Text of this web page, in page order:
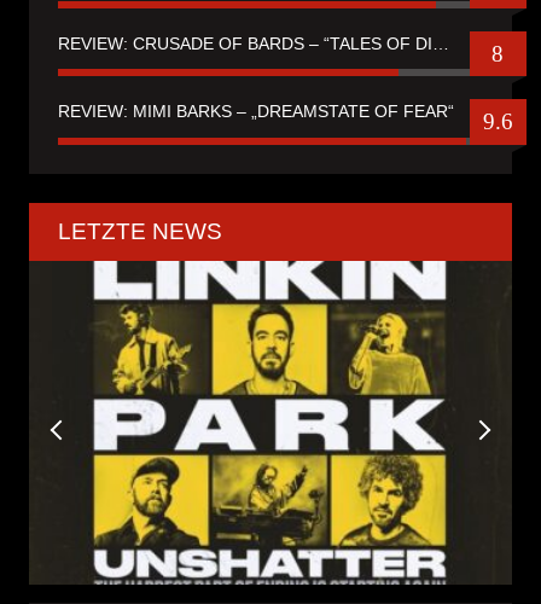
8
REVIEW: MIMI BARKS – „DREAMSTATE OF FEAR“ 9.6
LETZTE NEWS